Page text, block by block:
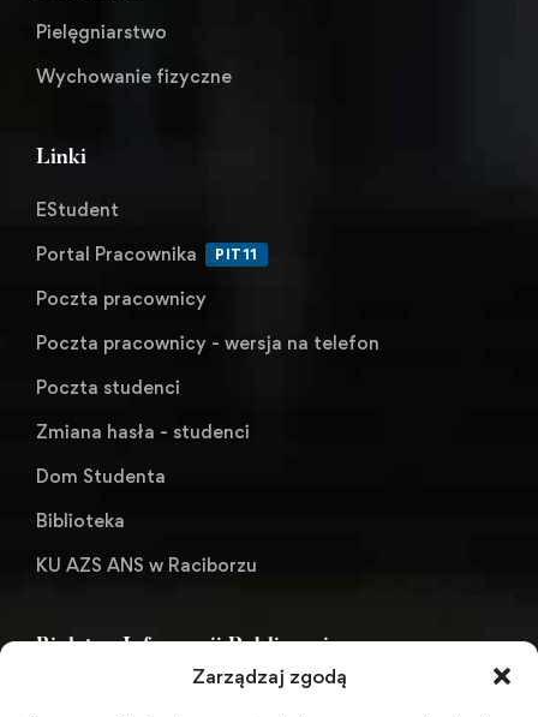
Zarządzaj zgodą
Pielęgniarstwo
Wychowanie fizyczne
Linki
EStudent
Portal Pracownika
PIT11
Poczta pracownicy
Poczta pracownicy - wersja na telefon
Poczta studenci
Zmiana hasła - studenci
Dom Studenta
Biblioteka
KU AZS ANS w Raciborzu
Biuletyn Informacji Publicznej